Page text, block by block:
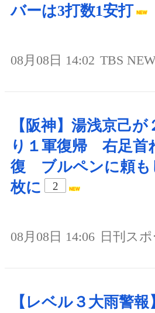
バーは3打数1安打
08月08日 14:02 TBS
【阪神】湯浅京己
り１軍復帰 右足首
復 ブルペンに頼も
枚に
2
08月08日 14:06 日刊ス
【レベル３大雨警報